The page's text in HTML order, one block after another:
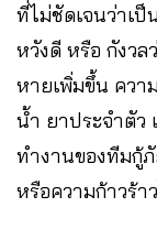
ที่ไม่ชัดเจนว่าเ
หวังดี หรือ กังวล
หายเพิ่มขึ้น ควา
น้ำ ยาประจำตัว
ทำงานของทีมกู้
หรือความก้าวร้า